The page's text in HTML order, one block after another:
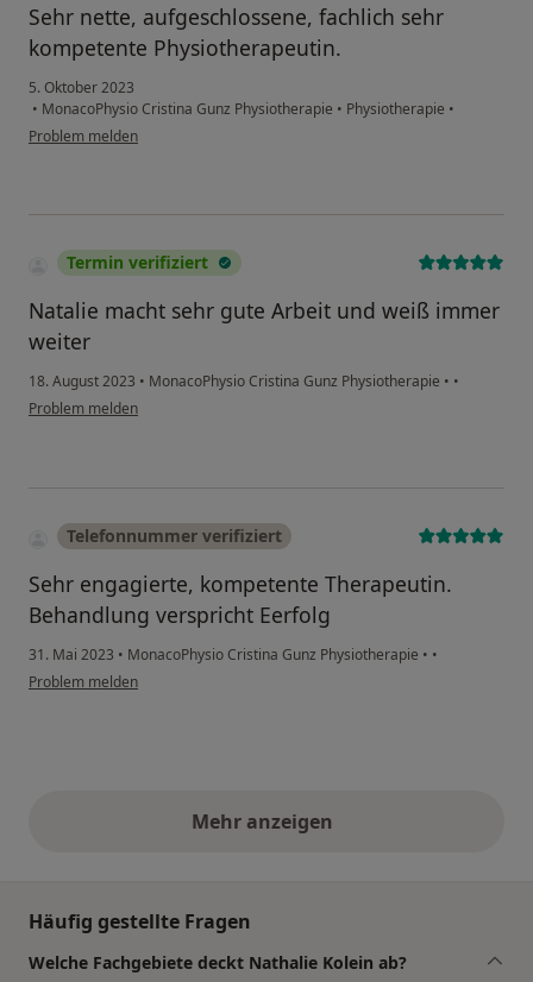
Sehr nette, aufgeschlossene, fachlich sehr
kompetente Physiotherapeutin.
5. Oktober 2023
• MonacoPhysio Cristina Gunz Physiotherapie • Physiotherapie •
Problem melden
Termin verifiziert
Natalie macht sehr gute Arbeit und weiß immer
weiter
18. August 2023 • MonacoPhysio Cristina Gunz Physiotherapie • •
Problem melden
Telefonnummer verifiziert
Sehr engagierte, kompetente Therapeutin.
Behandlung verspricht Eerfolg
31. Mai 2023 • MonacoPhysio Cristina Gunz Physiotherapie • •
Problem melden
Mehr anzeigenobige Stellungnahmen
Häufig gestellte Fragen
Welche Fachgebiete deckt Nathalie Kolein ab?